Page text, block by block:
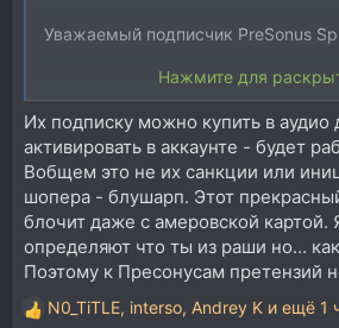
Уважаемый подписчик PreSonus
Ваша цифровая служба Presonus
приостановлена со следующей
вашей учетной записи. Если с вас
плата за текущий период, вы
услугу до следующей даты
услуга прекратится. Если с вас не
средства за текущий период, ваше
будет немедленно прекращено, и
кредитной карты не будут
вас за понимание и надеемся, что
Нажмите для
Их подписку можно купить в
активировать в аккаунте - будет
Вобщем это не их санкции или
шопера - блушарп. Этот
блочит даже с амеровской картой.
определяют что ты из раши но...
Поэтому к Пресонусам претензий
Р
N0_TiTLE, interso, Andrey K и ещё 1